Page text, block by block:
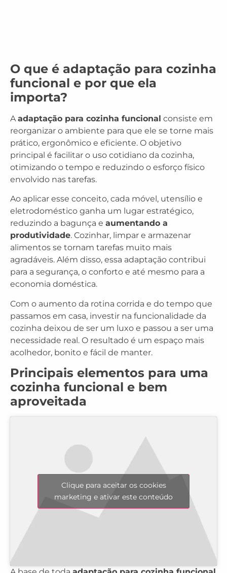
O que é adaptação para cozinha
funcional e por que ela
importa?
A adaptação para cozinha funcional consiste em
reorganizar o ambiente para que ele se torne mais
prático, ergonômico e eficiente. O objetivo
principal é facilitar o uso cotidiano da cozinha,
otimizando o tempo e reduzindo o esforço físico
envolvido nas tarefas.
Ao aplicar esse conceito, cada móvel, utensílio e
eletrodoméstico ganha um lugar estratégico,
reduzindo a bagunça e aumentando a
produtividade. Cozinhar, limpar e armazenar
alimentos se tornam tarefas muito mais
agradáveis. Além disso, essa adaptação contribui
para a segurança, o conforto e até mesmo para a
economia doméstica.
Com o aumento da rotina corrida e do tempo que
passamos em casa, investir na funcionalidade da
cozinha deixou de ser um luxo e passou a ser uma
necessidade real. O resultado é um espaço mais
acolhedor, bonito e fácil de manter.
Principais elementos para uma
cozinha funcional e bem
aproveitada
Clique para aceitar os cookies
marketing e ativar este conteúdo